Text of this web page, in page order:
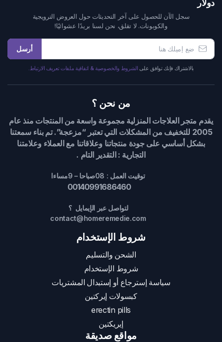
دولار
سجل الآن للحصول على آخر التحديثات حول العروض الترويجية
والكوبونات. لا تقلق، نحن لسنا بريدًا عشوائيًا!
أرسل
بالاشتراك فإنك توافق على الشروط والخصوصية & اتفاقية ملفات تعريف الارتباط.
من نحن ؟
يقدم متجر العلاجات المنزلية مجموعة واسعة من المنتجات منذ عام
2005 للتخفيف من المشكلات التي تعتبر “مزعجة”. تم بناء سمعتنا
بشكل أساسي على جودة منتجاتنا وعلاقاتنا مع العملاء وعلامتنا
التجارية : التقدير التام .
توقيت العمل : 08صباحا – 9مساءا
00140991686460
لتواصل عبر الإيمايل ؟
contact@homeremedie.com
شروط الإستخدام
الشحن والتسليم
شروط الإستخدام
سياسة إسترجاع أو إستبدال المشتريات
كبسولات إيركتين
erectin pills
إيريكتين
مواقع صديقة